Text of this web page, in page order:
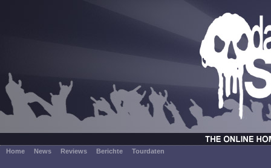
Home News Reviews Berichte Tourdaten